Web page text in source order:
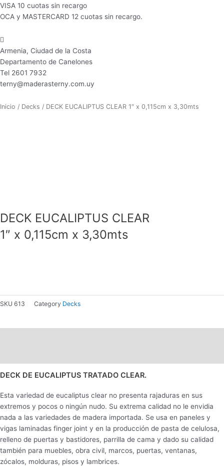
VISA 10 cuotas sin recargo
OCA y MASTERCARD 12 cuotas sin recargo.
Armenia, Ciudad de la Costa
Departamento de Canelones
Tel 2601 7932
terny@maderasterny.com.uy
Inicio / Decks / DECK EUCALIPTUS CLEAR 1″ x 0,115cm x 3,30mts
DECK EUCALIPTUS CLEAR
1″ x 0,115cm x 3,30mts
SKU 613 Category Decks
DECK DE EUCALIPTUS TRATADO CLEAR.
Esta variedad de eucaliptus clear no presenta rajaduras en sus
extremos y pocos o ningún nudo. Su extrema calidad no le envidia
nada a las variedades de madera importada. Se usa en paneles y
vigas laminadas finger joint y en la producción de pasta de celulosa,
relleno de puertas y bastidores, parrilla de cama y dado su calidad
también para muebles, obra civil, marcos, puertas, ventanas,
zócalos, molduras, pisos y lambrices.